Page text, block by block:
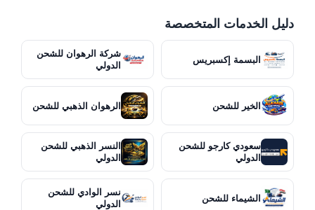
دليل الخدمات المتخصصة
البسمة إكسبريس
شركة الرهوان للشحن
الدولي
الخير للشحن الرهوان الذهبي للشحن
سعودي كارجو للشحن
الدولي
النسر الذهبي للشحن
الدولي
الشيماء للشحن
نسر الوادي للشحن
الدولي